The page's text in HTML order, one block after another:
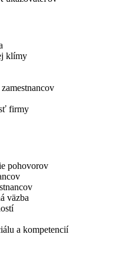
klímy
firmy
pohovorov
väzba
a kompetencií